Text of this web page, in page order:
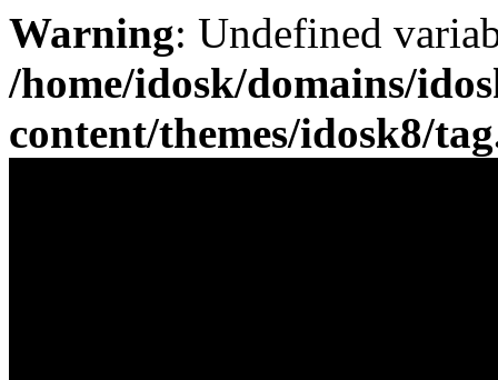
Warning: Undefined
/home/idosk/domains/
content/themes/idosk8/